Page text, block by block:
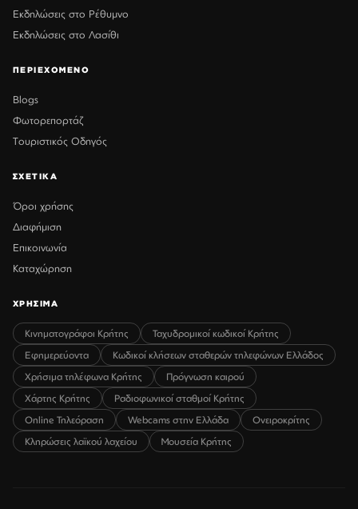
Εκδηλώσεις στο Ρέθυμνο
Εκδηλώσεις στο Λασίθι
ΠΕΡΙΕΧΟΜΕΝΟ
Blogs
Φωτορεπορτάζ
Τουριστικός Οδηγός
ΣΧΕΤΙΚΑ
Όροι χρήσης
Διαφήμιση
Επικοινωνία
Καταχώρηση
ΧΡΗΣΙΜΑ
Κινηματογράφοι Κρήτης
Ταχυδρομικοί κωδικοί Κρήτης
Εφημερεύοντα
Κωδικοί κλήσεων σταθερών τηλεφώνων Ελλάδος
Χρήσιμα τηλέφωνα Κρήτης
Πρόγνωση καιρού
Χάρτης Κρήτης
Ραδιοφωνικοί σταθμοί Κρήτης
Online Τηλεόραση
Webcams στην Ελλάδα
Ονειροκρίτης
Κληρώσεις λαϊκού λαχείου
Μουσεία Κρήτης